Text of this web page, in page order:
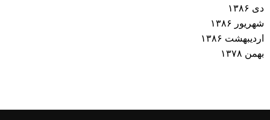
دی ۱۳۸۶
شهریور ۱۳۸۶
اردیبهشت ۱۳۸۶
بهمن ۱۳۷۸